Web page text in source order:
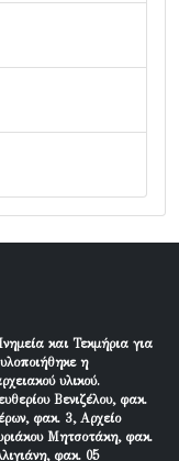
και Τεκμήρια για
η
υλικού.
Βενιζέλου, φακ.
φακ. 3, Αρχείο
Μητσοτάκη, φακ.
φακ. 05